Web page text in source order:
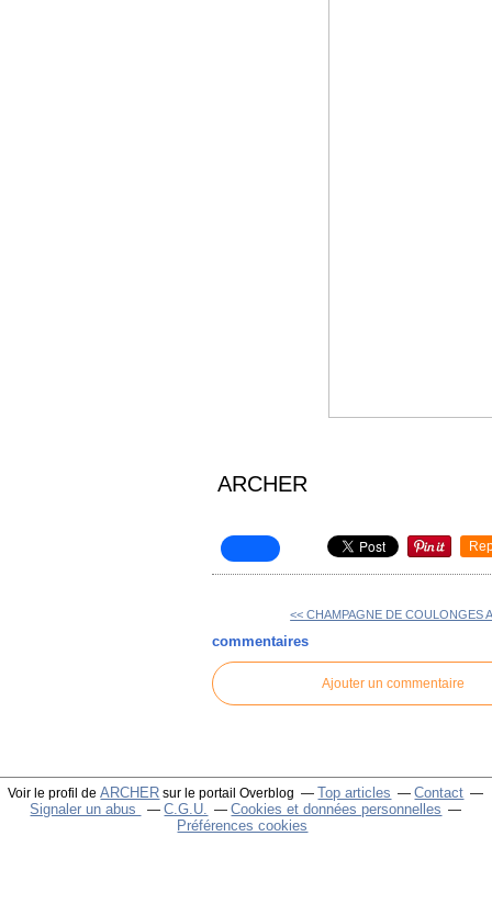
ARCHER
<< CHAMPAGNE DE COULONGES
commentaires
Ajouter un commentaire
Voir le profil deARCHER sur le portail Overblog Top articles
Contact
Signaler un abus
C.G.U.
Cookies et données personnelles
Préférences cookies